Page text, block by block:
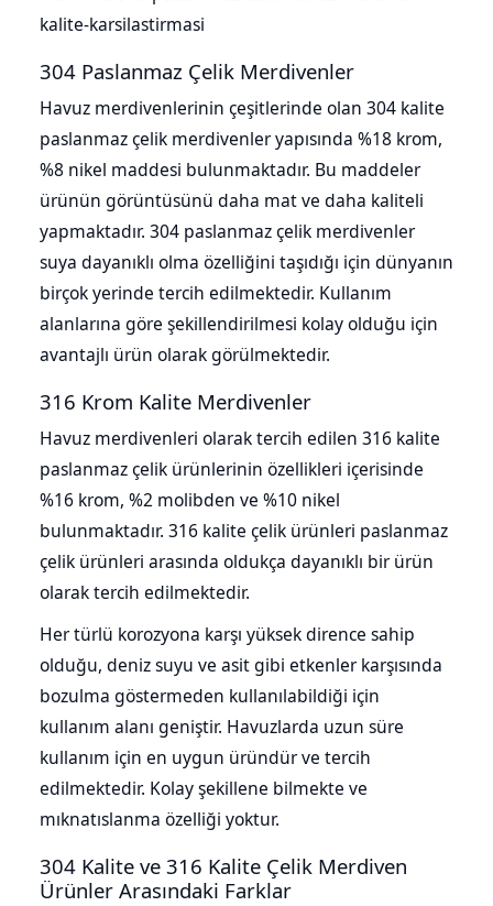
304 Paslanmaz Çelik Merdivenler
Havuz merdivenlerinin çeşitlerinde olan 304 kalite
paslanmaz çelik merdivenler yapısında %18 krom,
%8 nikel maddesi bulunmaktadır. Bu maddeler
ürünün görüntüsünü daha mat ve daha kaliteli
yapmaktadır. 304 paslanmaz çelik merdivenler
suya dayanıklı olma özelliğini taşıdığı için dünyanın
birçok yerinde tercih edilmektedir. Kullanım
alanlarına göre şekillendirilmesi kolay olduğu için
avantajlı ürün olarak görülmektedir.
316 Krom Kalite Merdivenler
Havuz merdivenleri olarak tercih edilen 316 kalite
paslanmaz çelik ürünlerinin özellikleri içerisinde
%16 krom, %2 molibden ve %10 nikel
bulunmaktadır. 316 kalite çelik ürünleri paslanmaz
çelik ürünleri arasında oldukça dayanıklı bir ürün
olarak tercih edilmektedir.
Her türlü korozyona karşı yüksek dirence sahip
olduğu, deniz suyu ve asit gibi etkenler karşısında
bozulma göstermeden kullanılabildiği için
kullanım alanı geniştir. Havuzlarda uzun süre
kullanım için en uygun üründür ve tercih
edilmektedir. Kolay şekillene bilmekte ve
mıknatıslanma özelliği yoktur.
304 Kalite ve 316 Kalite Çelik Merdiven
Ürünler Arasındaki Farklar